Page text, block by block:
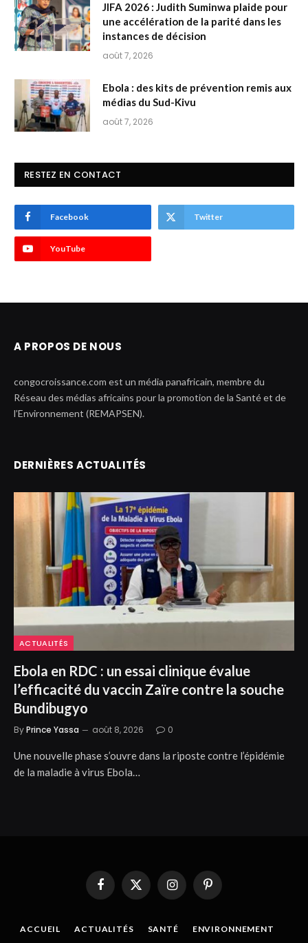
JIFA 2026 : Judith Suminwa plaide pour
une accélération de la parité dans les
instances de décision
août 7, 2026
Ebola : des kits de prévention remis aux
médias du Sud-Kivu
août 7, 2026
RESTEZ EN CONTACT
Facebook Twitter
YouTube
A PROPOS DE NOUS
congocroissance.com est un média panafricain, membre du
Réseau des médias africains pour la promotion de la Santé et de
l’Environnement (REMAPSEN).
DERNIÈRES ACTUALITÉS
ACTUALITÉS
Ebola en RDC : un essai clinique évalue
l’efficacité du vaccin Zaïre contre la souche
Bundibugyo
ByPrince Yassa août 8, 2026 0
Une nouvelle phase s’ouvre dans la riposte contre l’épidémie
de la maladie à virus Ebola…
FacebookX
(Twitter)
InstagramPinterest
ACCUEIL ACTUALITÉS SANTÉ ENVIRONNEMENT